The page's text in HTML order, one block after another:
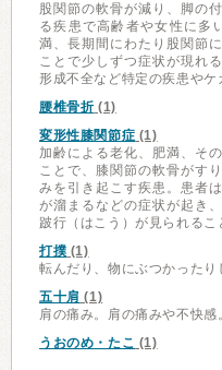
股関節の軟骨が減り、脚の
る疾患で高齢者や女性に多
満、長期間にわたり股関節
ことで少しずつ症状が現れ
形成不全など特定の疾患やケ
腰椎骨折(1)
変形性膝関節症 (1)
加齢による老化、肥満、そ
ことで、膝関節の軟骨がす
みを引き起こす疾患。患者
が溜まるなどの症状が起き
跛行（はこう）が見られるこ
打撲 (1)
転んだり、物にぶつかった
五十肩 (1)
肩の痛み。肩の痛みや不快
うおのめ・たこ (1)